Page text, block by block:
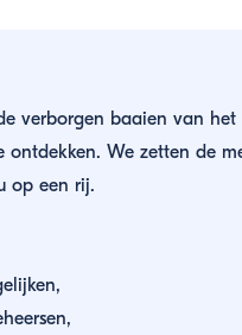
verborgen baaien van het
We zetten de
op een rij.